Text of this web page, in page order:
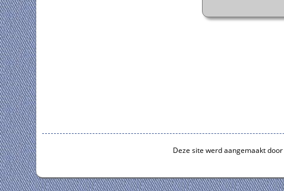
Deze site werd aangemaakt door